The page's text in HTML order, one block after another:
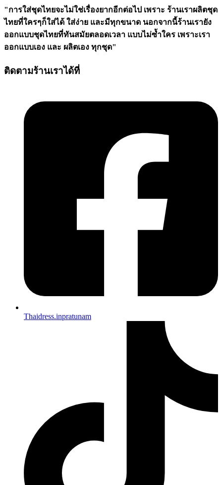
"การใส่ชุดไทยจะไม่ใช่เรื่องยากอีกต่อไป เพราะ ร้านเราผลิตชุด
ไทยที่ใครๆก็ใส่ได้ ใส่ง่าย และมีทุกขนาด นอกจากนี้ร้านเรายัง
ออกแบบชุดไทยที่ทันสมัยตลอดเวลา แบบไม่ซ้ำใคร เพราะเรา
ออกแบบเอง และ ผลิตเอง ทุกชุด"
ติดตามร้านเราได้ที่
Thaidress.inpratunam